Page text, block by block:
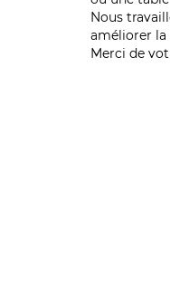
Nous
améliorer
Merci de